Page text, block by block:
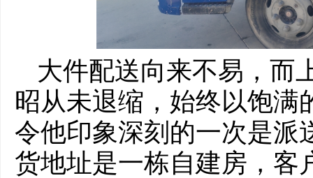
大件配送向来不易，而
昭从未退缩，始终以饱满
令他印象深刻的一次是派
货地址是一栋自建房，客